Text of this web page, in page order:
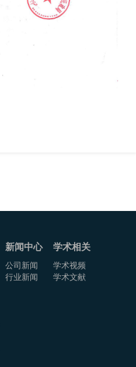
新闻中心
公司新闻
行业新闻
学术相关
学术视频
学术文献